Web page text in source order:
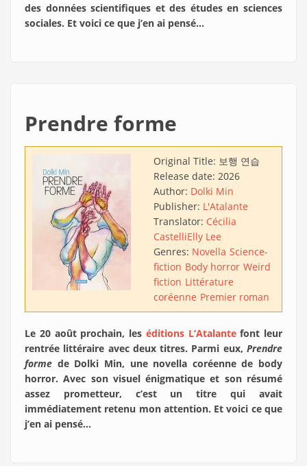
des données scientifiques et des études en sciences
sociales. Et voici ce que j’en ai pensé…
Prendre forme
Original Title: 보행 연습
Release date: 2026
Author: Dolki Min
Publisher: L'Atalante
Translator: Cécilia
CastelliElly Lee
Genres: Novella Science-
fiction Body horror Weird
fiction Littérature
coréenne Premier roman
Le 20 août prochain, les éditions L’Atalantefont leur
rentrée littéraire avec deux titres. Parmi eux, Prendre
forme de Dolki Min, une novella coréenne de body
horror. Avec son visuel énigmatique et son résumé
assez prometteur, c’est un titre qui avait
immédiatement retenu mon attention. Et voici ce que
j’en ai pensé…